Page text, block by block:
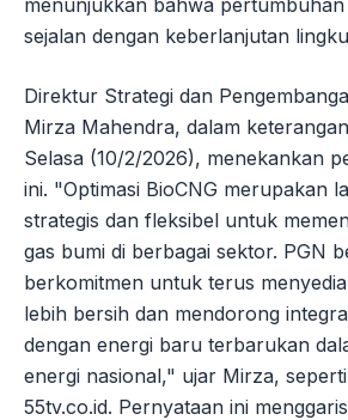
sejalan dengan keberlanjutan
Direktur Strategi dan
Mirza Mahendra, dalam
Selasa (10/2/2026), menekankan
ini. "Optimasi BioCNG merupakan
strategis dan fleksibel untuk
gas bumi di berbagai sektor. PGN
berkomitmen untuk terus
lebih bersih dan mendorong
dengan energi baru terbarukan
energi nasional," ujar Mirza,
55tv.co.id. Pernyataan ini